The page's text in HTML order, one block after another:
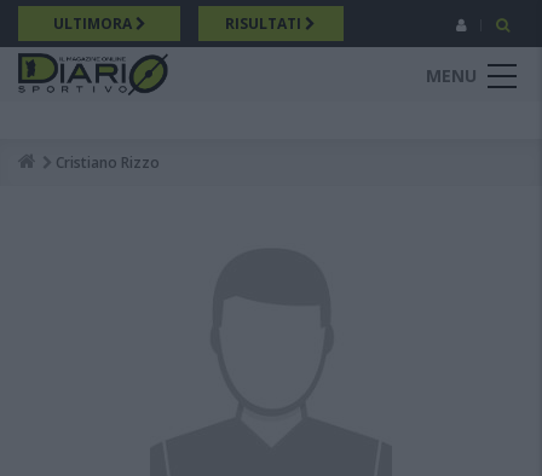
Salta
al
contenuto
principale
ULTIMORA RISULTATI
MENU
Breadcrumb
Cristiano Rizzo